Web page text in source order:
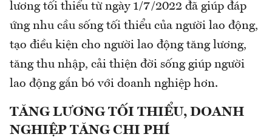
lương tối thiểu từ ngày 1/7/2022 đã giúp đáp
ứng nhu cầu sống tối thiểu của người lao động,
tạo điều kiện cho người lao động tăng lương,
tăng thu nhập, cải thiện đời sống giúp người
lao động gắn bó với doanh nghiệp hơn.
TĂNG LƯƠNG TỐI THIỂU, DOANH
NGHIỆP TĂNG CHI PHÍ